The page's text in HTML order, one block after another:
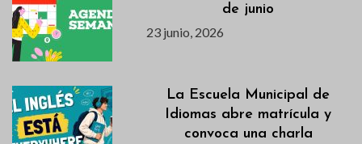
de junio
23 junio, 2026
La Escuela Municipal de
Idiomas abre matrícula y
convoca una charla